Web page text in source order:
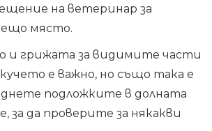
на ветеринар за
място.
и грижата за видимите части
е важно, но също така е
подложките в долната
за да проверите за някакви